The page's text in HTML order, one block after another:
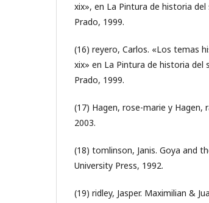
xix», en La Pintura de historia
Prado, 1999.
(16) reyero, Carlos. «Los temas
xix» en La Pintura de historia del
Prado, 1999.
(17) Hagen, rose-marie y Hagen,
2003.
(18) tomlinson, Janis. Goya and
University Press, 1992.
(19) ridley, Jasper. Maximilian &